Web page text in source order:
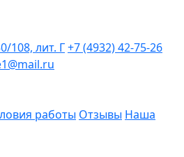
108, лит. Г+7 (4932) 42-75-26
работы Отзывы Наша